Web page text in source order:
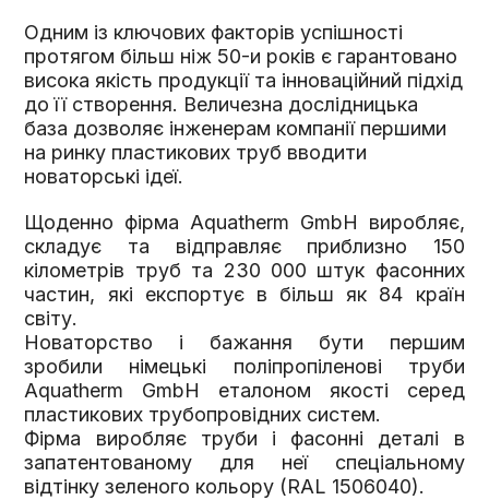
Одним із ключових факторів успішності
протягом більш ніж 50-и років є гарантовано
висока якість продукції та інноваційний підхід
до її створення. Величезна дослідницька
база дозволяє інженерам компанії першими
на ринку пластикових труб вводити
новаторські ідеї.
Щоденно фірма Aquatherm GmbH виробляє,
складує та відправляє приблизно 150
кілометрів труб та 230 000 штук фасонних
частин, які експортує в більш як 84 країн
світу.
Новаторство і бажання бути першим
зробили німецькі поліпропіленові труби
Aquatherm GmbH еталоном якості серед
пластикових трубопровідних систем.
Фірма виробляє труби і фасонні деталі в
запатентованому для неї спеціальному
відтінку зеленого кольору (RAL 1506040).